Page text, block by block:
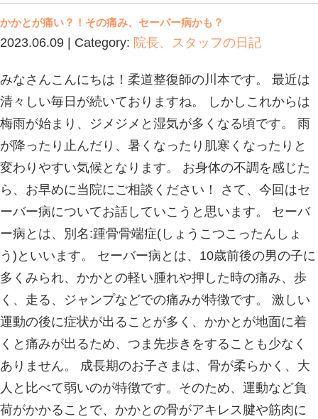
ことが早期回復にも繋がっていくた
てみてください！ ◎安静（Rest） 怪
理せずまずは安静に保つことが大切
所にタオルや添え木などを当てて固
かさないように注意します。 ◎冷却
たところを氷や氷水などで冷やしま
後は腫れや熱を帯びていることがあ
げることで、腫れや内出血、痛みな
ます。しかし、直接氷などで長時間
傷になることがあるので注意が必要
ど冷やした後、しばらく休んで再度
てください。 ◎圧迫（Compression
ろをテープなどで圧迫し、腫れや内